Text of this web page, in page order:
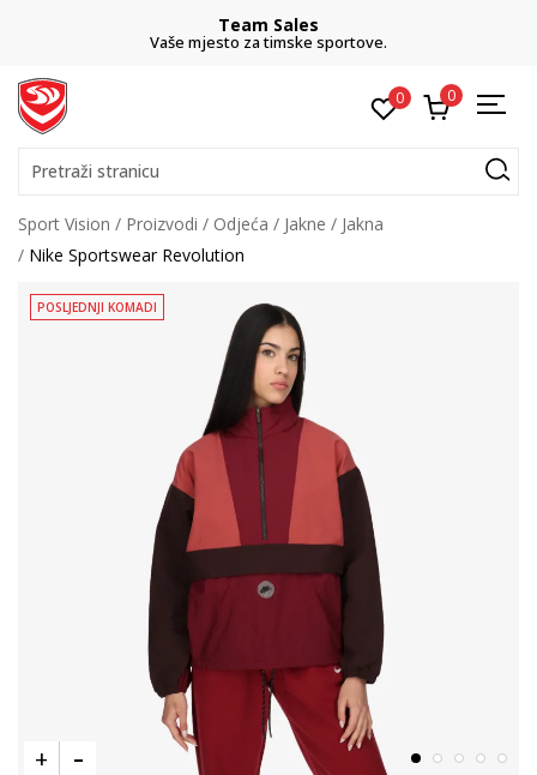
Team Sales
Vaše mjesto za timske sportove.
0 0
Pretraži stranicu
Sport Vision Proizvodi Odjeća Jakne
Jakna
Nike Sportswear Revolution
POSLJEDNJI KOMADI